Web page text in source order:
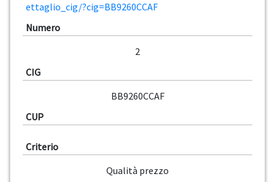
ettaglio_cig/?cig=BB9260CCAF
Numero
2
CIG
BB9260CCAF
CUP
Criterio
Qualità prezzo